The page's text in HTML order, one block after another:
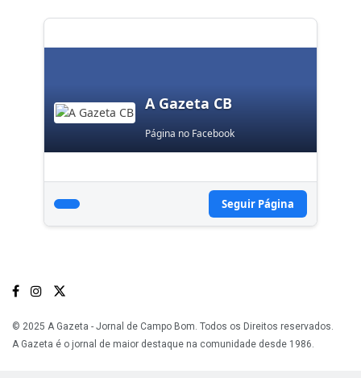
A Gazeta CB
Página no Facebook
Seguir Página
© 2025 A Gazeta - Jornal de Campo Bom. Todos os Direitos reservados.
A Gazeta é o jornal de maior destaque na comunidade desde 1986.